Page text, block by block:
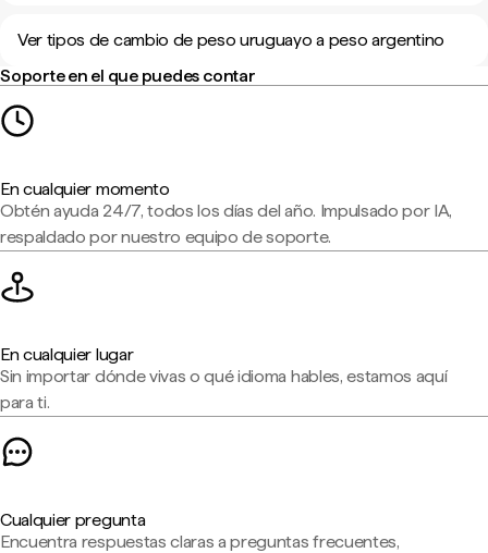
Ver tipos de cambio de peso uruguayo a peso argentino
Soporte en el que puedes contar
En cualquier momento
Obtén ayuda 24/7, todos los días del año. Impulsado por IA,
respaldado por nuestro equipo de soporte.
En cualquier lugar
Sin importar dónde vivas o qué idioma hables, estamos aquí
para ti.
Cualquier pregunta
Encuentra respuestas claras a preguntas frecuentes,